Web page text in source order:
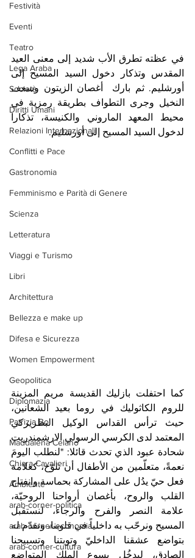
Festività
Eventi
Teatro
Lega Araba
Società
Diritti Umani
Relazioni Internazionali
Conflitti e Pace
Gastronomia
Femminismo e Parità di Genere
Scienza
Letteratura
Viaggi e Turismo
Libri
Architettura
Bellezza e make up
Difesa e Sicurezza
Women Empowerment
Geopolitica
Diplomazia
Patrizia Boi
Maddalena Celano
Chiara Cavalieri
Ambiente
arab-corner-politica
arab-corner-economia
arab-corner-cultura
المقدس وتذكار دخول السيد المسيح إلى
أورشليم. ثم بارك  أغصان الزيتون وسعف
لدخول السيد المسيح إلى أورشليم.
حيث ترأس القداس الوكيل البطريركي
المعتمد لدى الكرسي الرسولي الارشمندريت
نعمةً، متعلّمين من الأطفال أن نلوّح، كعلامة
فعل حيّ يدُل على المشاركة بحماسة وانفتاح
علامة النصر والفرح والرجاء، لنستقبل
المسيح ونرحّب به داخلياً في قلوبنا، ونقدّم له